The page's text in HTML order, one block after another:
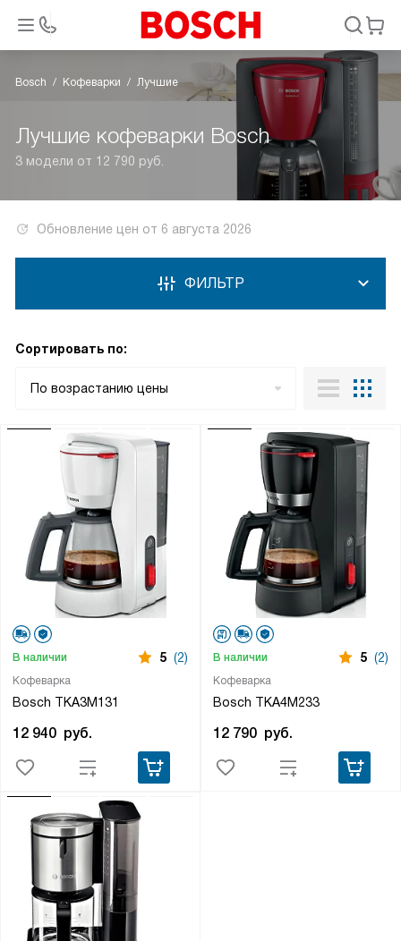
Bosch Кофеварки Лучшие
Лучшие кофеварки Bosch
3 модели от 12 790 руб.
Обновление цен от 6 августа 2026
ФИЛЬТР
Сортировать по:
По возрастанию цены
Кофеварка
Bosch TKA3M131
В наличии 5 (2)
12 940 руб.
Кофеварка
Bosch ТКА4М233
В наличии 5 (2)
12 790 руб.